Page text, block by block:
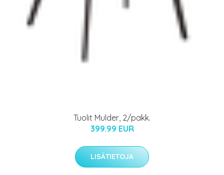
Tuolit Mulder, 2/pakk.
399.99 EUR
LISÄTIETOJA